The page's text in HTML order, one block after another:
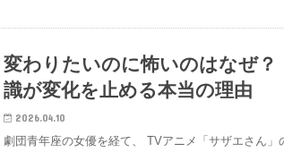
変わりたいのに怖いのはなぜ？
識が変化を止める本当の理由
2026.04.10
劇団青年座の女優を経て、 TVアニメ「サザエさん」